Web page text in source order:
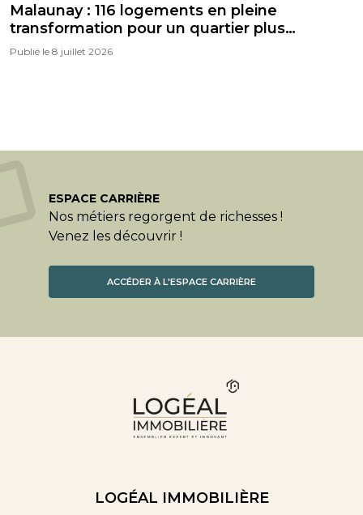
Malaunay : 116 logements en pleine
transformation pour un quartier plus
confortable, plus vert et plus durable
Publié le 8 juillet 2026
ESPACE CARRIÈRE
Nos métiers regorgent de richesses !
Venez les découvrir !
ACCÉDER À L'ESPACE CARRIÈRE
LOGÉAL IMMOBILIÈRE